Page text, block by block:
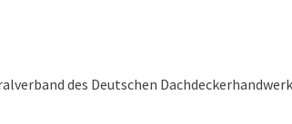
des Deutschen